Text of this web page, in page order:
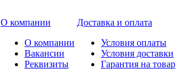
О компании
О компании
Вакансии
Реквизиты
Доставка и оплата
Условия оплаты
Условия доставки
Гарантия на товар